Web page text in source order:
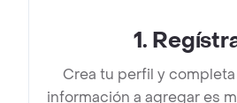
1.
Crea tu perfil y
información a agregar es